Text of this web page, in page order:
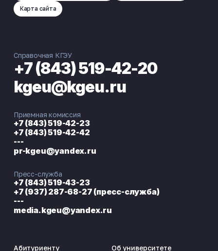
Карта сайта
Абитуриенту
Об университете
Справочная КГЭУ
+7 (843) 519-42-20
kgeu@kgeu.ru
Приемная комиссия
+7 (843) 519-42-23
+7 (843) 519-42-42
---
pr-kgeu@yandex.ru
Пресс-служба
+7 (843) 519-43-23
+7 (937) 287-68-27 (пресс-служба)
---
media.kgeu@yandex.ru